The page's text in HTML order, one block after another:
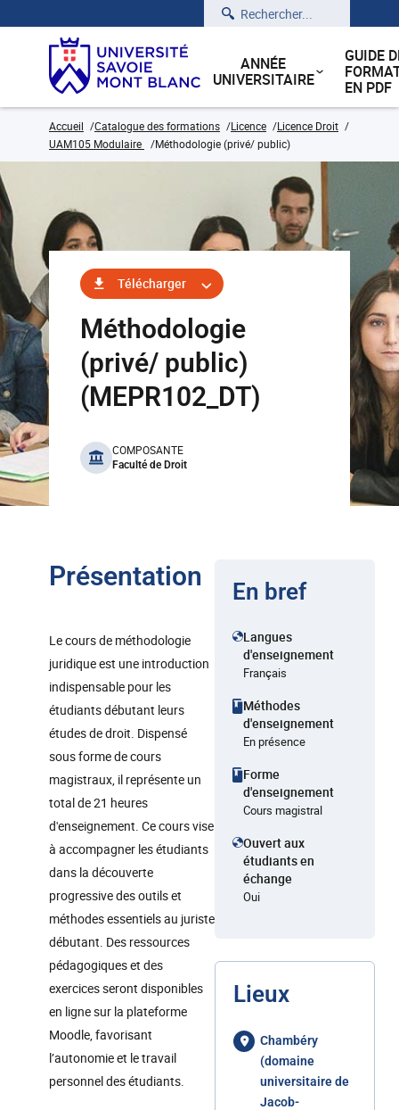
Rechercher
ANNÉE
UNIVERSITAIRE
GUIDE
EN PDF
Accueil Catalogue des formations Licence
Licence Droit
UAM105 Modulaire
Méthodologie (privé/ public)
Télécharger
Méthodologie
(privé/ public)
(MEPR102_DT)
benefits
COMPOSANTE
Faculté de Droit
Présentation
Le cours de méthodologie
juridique est une introduction
indispensable pour les
étudiants débutant leurs
études de droit. Dispensé
sous forme de cours
magistraux, il représente un
total de 21 heures
d'enseignement. Ce cours vise
à accompagner les étudiants
dans la découverte
progressive des outils et
méthodes essentiels au juriste
débutant. Des ressources
pédagogiques et des
exercices seront disponibles
en ligne sur la plateforme
Moodle, favorisant
l’autonomie et le travail
personnel des étudiants.
En bref
Langues
d'enseignement
Français
Méthodes
d'enseignement
En présence
Forme
d'enseignement
Cours magistral
Ouvert aux
étudiants en
échange
Oui
Lieux
Chambéry
(domaine
universitaire de
Jacob-